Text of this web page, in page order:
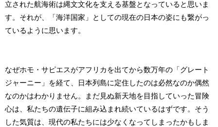
立された航海術は縄文文化を支える基盤となっていると思いま
す。それが、「海洋国家」としての現在の日本の姿にも繋がっ
ているように思います。
なぜホモ・サピエスがアフリカを出てから数万年の「グレート
ジャーニー」を経て、日本列島に定住したのは必然なのか偶然
なのかはわかりません。まだ見ぬ新天地を目指していった冒険
心は、私たちの遺伝子に組み込まれ続いているはずです。そう
した気質は、現代の私たちには少なくなってしまったかもしま